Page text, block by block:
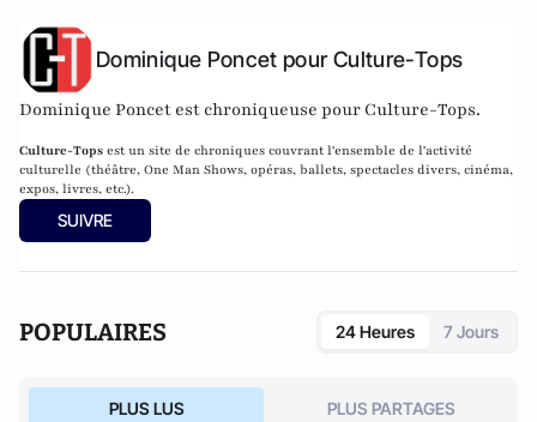
Dominique Poncet pour Culture-Tops
Dominique Poncet est chroniqueuse pour Culture-Tops.
Culture-Tops est un site de chroniques couvrant l'ensemble de l'activité
culturelle (théâtre, One Man Shows, opéras, ballets, spectacles divers, cinéma,
expos, livres, etc.).
SUIVRE
POPULAIRES 24 Heures 7 Jours
PLUS LUS PLUS PARTAGES